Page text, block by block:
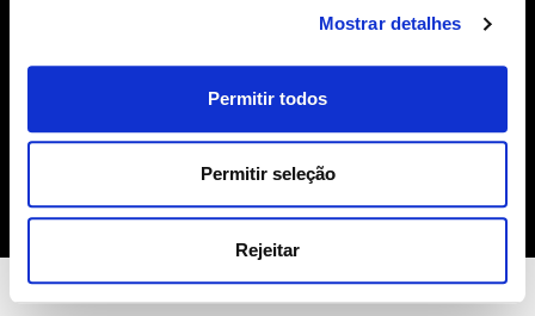
Mostrar detalhes
Permitir todos
Permitir seleção
Rejeitar
SIME
Sobre Nós
Política de Cookies